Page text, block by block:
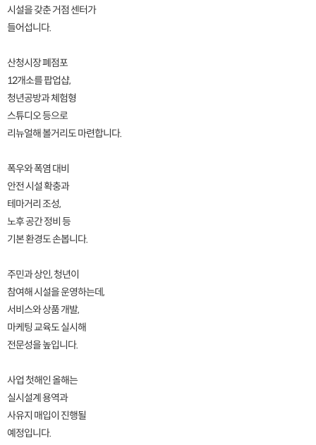
시설을 갖춘 거점 센터가
들어섭니다.
산청시장 폐점포
12개소를 팝업샵,
청년공방과 체험형
스튜디오 등으로
리뉴얼해 볼거리도 마련합니다.
폭우와 폭염 대비
안전 시설 확충과
테마거리 조성,
노후 공간 정비 등
기본 환경도 손봅니다.
주민과 상인, 청년이
참여해 시설을 운영하는데,
서비스와 상품 개발,
마케팅 교육도 실시해
전문성을 높입니다.
사업 첫해인 올해는
실시설계 용역과
사유지 매입이 진행될
예정입니다.